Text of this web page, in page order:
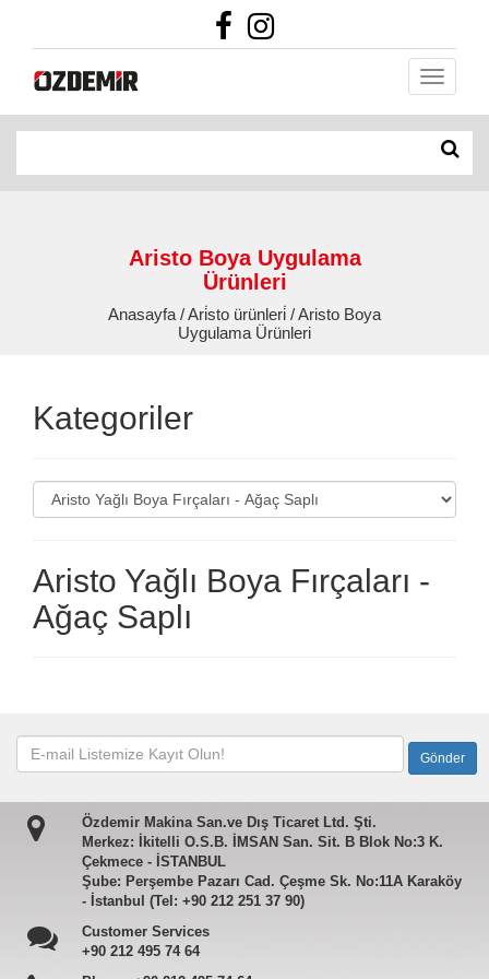
Aristo Boya Uygulama
Ürünleri
Anasayfa / Ari̇sto ürünleri̇ / Aristo Boya
Uygulama Ürünleri
Kategoriler
Aristo Yağlı Boya Fırçaları -
Ağaç Saplı
Özdemir Makina San.ve Dış Ticaret Ltd. Şti.
Merkez: İkitelli O.S.B. İMSAN San. Sit. B Blok No:3 K.
Çekmece - İSTANBUL
Şube: Perşembe Pazarı Cad. Çeşme Sk. No:11A Karaköy
- İstanbul (Tel: +90 212 251 37 90)
Customer Services
+90 212 495 74 64